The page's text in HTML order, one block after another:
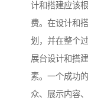
计和搭建应该
费。在设计和
划，并在整个
展台设计和搭
素。一个成功
众、展示内容